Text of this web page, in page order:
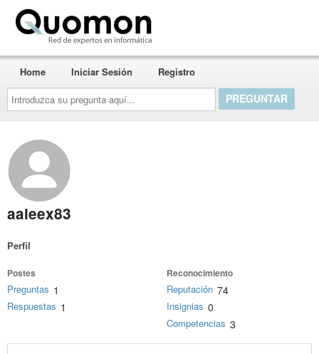
Introduzca
su
pregunta
aquí...
Home Iniciar Sesión Registro
aaleex83
Perfil
Postes
Preguntas 1
Respuestas 1
Reconocimiento
Reputación 74
Insignias 0
Competencias 3